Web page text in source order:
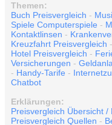
Themen:
Buch Preisvergleich -
Spiele Computerspiele -
Kontaktlinsen -
Kreuzfahrt Preisvergleich -
Hotel Preisvergleich -
Versicherungen -
- Handy-Tarife -
Chatbot
Erklärungen:
Preisvergleich Übersicht /
Preisvergleich Quellen -